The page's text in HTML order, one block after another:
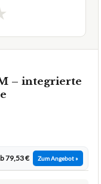
– integrierte
79,53 € Zum Angebot »